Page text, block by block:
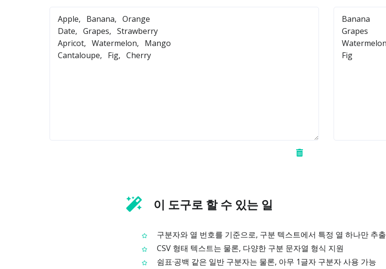
이 도구로 할 수 있는 일
구분자와 열 번호를 기준으로, 구분 텍스트에서 특정 열 하나만 추출
CSV 형태 텍스트는 물론, 다양한 구분 문자열 형식 지원
쉼표·공백 같은 일반 구분자는 물론, 아무 1글자 구분자 사용 가능